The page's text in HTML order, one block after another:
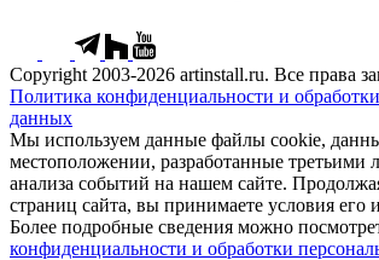
Copyright 2003-2026 artinstall.ru. Все права
Политика конфиденциальности и
данных
Мы используем данные файлы cookie,
местоположении, разработанные третьими
анализа событий на нашем сайте.
страниц сайта, вы принимаете условия его
Более подробные сведения можно
конфиденциальности и обработки